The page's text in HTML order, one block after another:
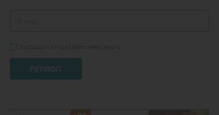
POTVRDIT